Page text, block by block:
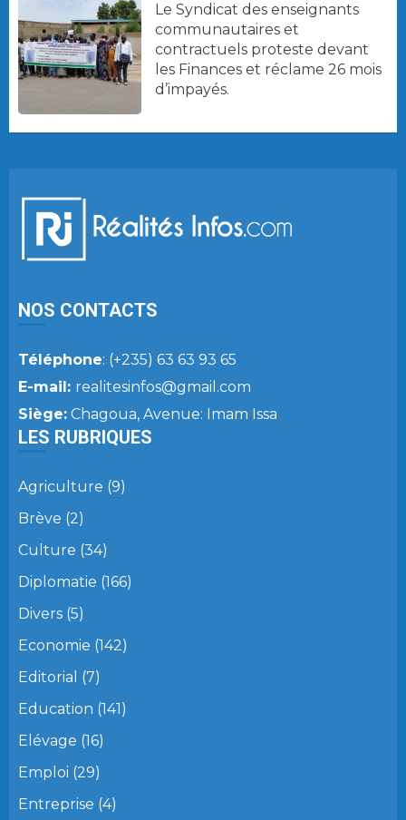
Le Syndicat des enseignants
communautaires et
contractuels proteste devant
les Finances et réclame 26 mois
d’impayés.
NOS CONTACTS
Téléphone: (+235) 63 63 93 65
E-mail: realitesinfos@gmail.com
Siège: Chagoua, Avenue: Imam Issa
LES RUBRIQUES
Agriculture (9)
Brève (2)
Culture (34)
Diplomatie (166)
Divers (5)
Economie (142)
Editorial (7)
Education (141)
Elévage (16)
Emploi (29)
Entreprise (4)